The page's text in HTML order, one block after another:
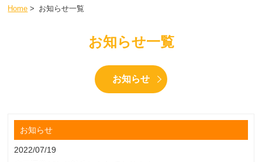
Home > お知らせ一覧
お知らせ一覧
お知らせ
お知らせ
2022/07/19